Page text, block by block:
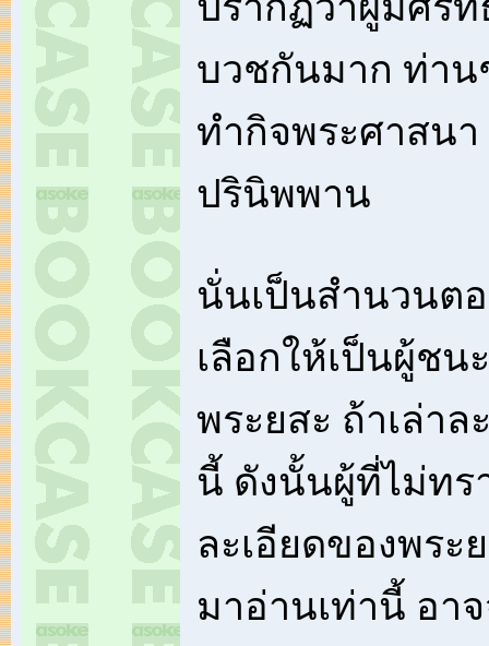
บวชกันมาก ท่าน
ทำกิจพระศาสน
ปรินิพพาน
นั่นเป็นสำนวนต
เลือกให้เป็นผู้ชน
พระยสะ ถ้าเล่าล
นี้ ดังนั้นผู้ที่ไม่ทร
ละเอียดของพระ
มาอ่านเท่านี้ อา